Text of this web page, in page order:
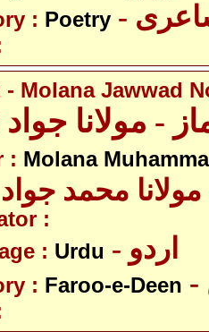
: Poetry
- Molana Jawwad
- مولانا
: Molana
مولانا محمد
:
: Urdu - اردو
: Faroo-e-Deen